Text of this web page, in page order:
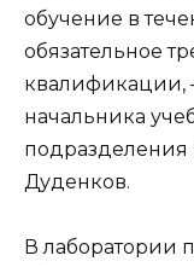
обучение в
обязательное
квалификации,
начальника
подразделения
Дуденков.
В лаборатории